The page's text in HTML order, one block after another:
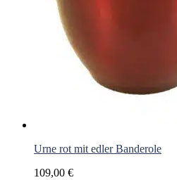
Urne rot mit edler Banderole
109,00 €